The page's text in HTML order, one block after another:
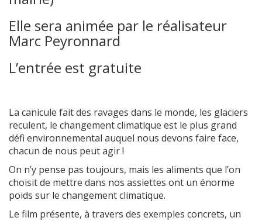
Elle sera animée par le réalisateur
Marc Peyronnard
L’entrée est gratuite
La canicule fait des ravages dans le monde, les glaciers
reculent, le changement climatique est le plus grand
défi environnemental auquel nous devons faire face,
chacun de nous peut agir !
On n’y pense pas toujours, mais les aliments que l’on
choisit de mettre dans nos assiettes ont un énorme
poids sur le changement climatique.
Le film présente, à travers des exemples concrets, un